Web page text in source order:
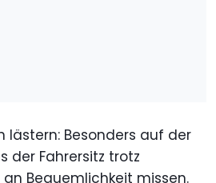
lästern: Besonders auf der
der Fahrersitz trotz
Bequemlichkeit missen.